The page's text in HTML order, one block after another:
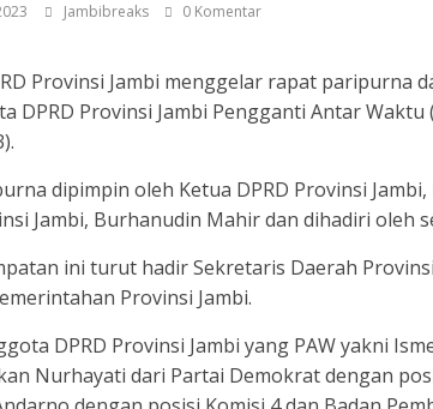
Jambibreaks 0 Komentar
Provinsi Jambi menggelar rapat paripurna
DPRD Provinsi Jambi Pengganti Antar Waktu
dipimpin oleh Ketua DPRD Provinsi
Jambi, Burhanudin Mahir dan dihadiri oleh
ini turut hadir Sekretaris Daerah
Provinsi Jambi.
DPRD Provinsi Jambi yang PAW yakni
Nurhayati dari Partai Demokrat dengan